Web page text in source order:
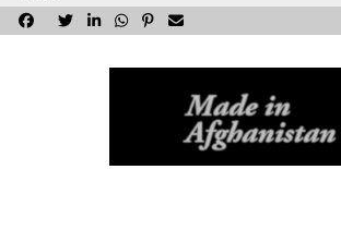
     